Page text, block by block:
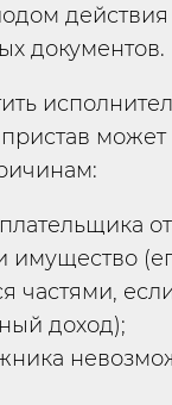
действия
документов.
может
имущество
частями,
доход);